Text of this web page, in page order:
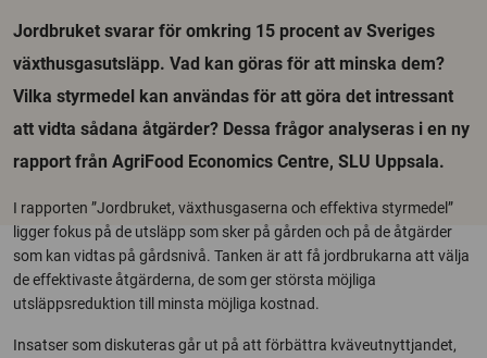
Jordbruket svarar för omkring 15 procent av Sveriges
växthusgasutsläpp. Vad kan göras för att minska dem?
Vilka styrmedel kan användas för att göra det intressant
att vidta sådana åtgärder? Dessa frågor analyseras i en ny
rapport från AgriFood Economics Centre, SLU Uppsala.
I rapporten ”Jordbruket, växthusgaserna och effektiva styrmedel”
ligger fokus på de utsläpp som sker på gården och på de åtgärder
som kan vidtas på gårdsnivå. Tanken är att få jordbrukarna att välja
de effektivaste åtgärderna, de som ger största möjliga
utsläppsreduktion till minsta möjliga kostnad.
Insatser som diskuteras går ut på att förbättra kväveutnyttjandet,